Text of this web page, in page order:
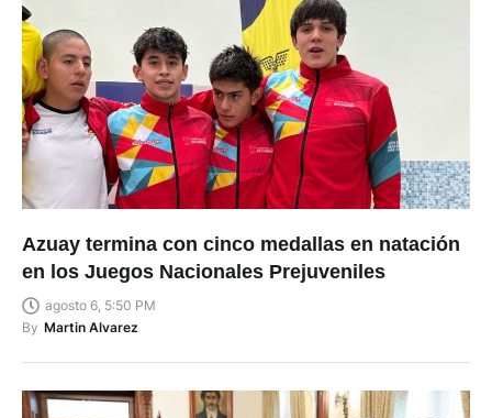
Azuay termina con cinco medallas en natación
en los Juegos Nacionales Prejuveniles
agosto 6, 5:50 PM
By Martin Alvarez